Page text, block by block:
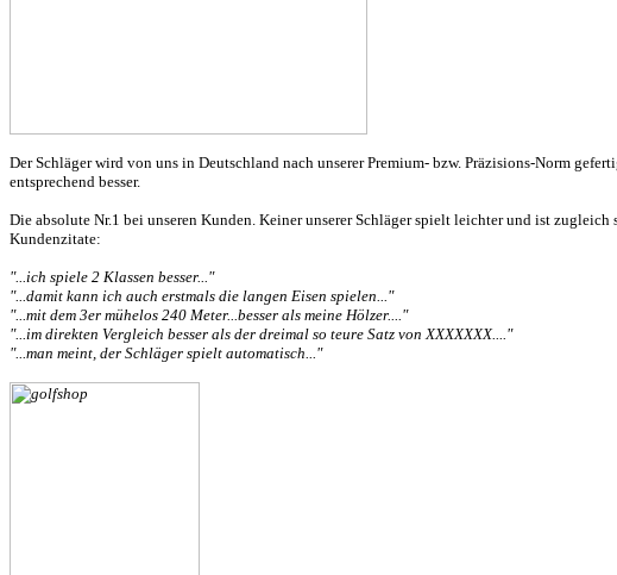
Der Schläger wird von uns in Deutschland nach unserer Premium- bzw. Präzisions-Norm
entsprechend besser.
Die absolute Nr.1 bei unseren Kunden. Keiner unserer Schläger spielt leichter und ist
Kundenzitate:
"...ich spiele 2 Klassen besser..."
"...damit kann ich auch erstmals die langen Eisen spielen..."
"...mit dem 3er mühelos 240 Meter...besser als meine Hölzer...."
"...im direkten Vergleich besser als der dreimal so teure Satz von XXXXXXX...."
"...man meint, der Schläger spielt automatisch..."